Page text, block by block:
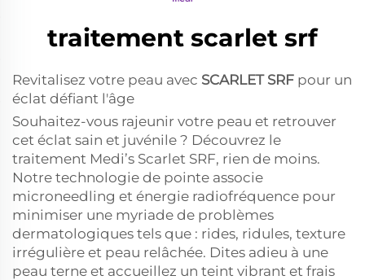
traitement scarlet srf
Revitalisez votre peau avec SCARLET SRF pour un
éclat défiant l'âge
Souhaitez-vous rajeunir votre peau et retrouver
cet éclat sain et juvénile ? Découvrez le
traitement Medi’s Scarlet SRF, rien de moins.
Notre technologie de pointe associe
microneedling et énergie radiofréquence pour
minimiser une myriade de problèmes
dermatologiques tels que : rides, ridules, texture
irrégulière et peau relâchée. Dites adieu à une
peau terne et accueillez un teint vibrant et frais